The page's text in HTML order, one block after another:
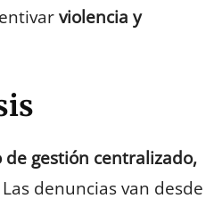
violencia y
de gestión centralizado,
Las denuncias van desde